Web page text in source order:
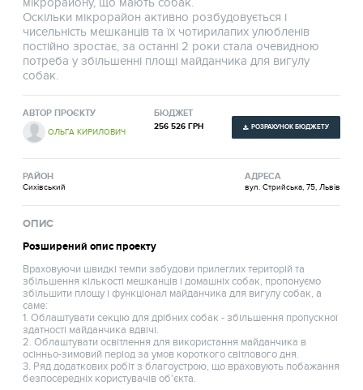
Оскільки мікрорайон активно розбудовується і
чисельність мешканців та їх чотирилапих улюбленів
постійно зростає, за останні 2 роки стала очевидною
потреба у збільшенні площі майданчика для вигулу
собак.
АВТОР ПРОЄКТУ
ОЛЬГА КИРИЛОВИЧ
БЮДЖЕТ
256 526 ГРН РОЗРАХУНОК БЮДЖЕТУ
РАЙОН
Сихівський
АДРЕСА
вул. Стрийська, 75, Львів
ОПИС
Розширений опис проекту
Враховуючи швидкі темпи забудови прилеглих територій та
збільшення кількості мешканців і домашніх собак, пропонуємо
збільшити площу і функціонал майданчика для вигулу собак, а
саме:
1. Облаштувати секцію для дрібних собак - збільшення пропускної
здатності майданчика вдвічі.
2. Облаштувати освітлення для використання майданчика в
осінньо-зимовий період за умов короткого світлового дня.
3. Ряд додаткових робіт з благоустрою, що враховують побажання
безпосередніх користувачів об'єкта.